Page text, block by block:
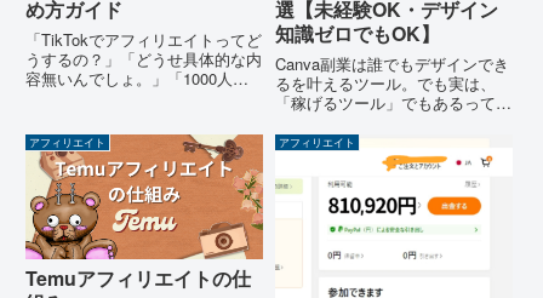
め方ガイド
「TikTokでアフィリエイトってど
うするの？」「どうせ具体的な内
容無いんでしょ。」「1000人以
アフィリエイトの基礎から実際の
サイトの組み立て方まで、有料級
の記事を無料で公...
選【未経験OK・デザイン
知識ゼロでもOK】
Canva副業は誰でもデザインでき
るを叶えるツール。でも実は、
「稼げるツール」でもあるって知
使った
アフィリエイト
Temuアフィリエイトの仕
アフィリエイト